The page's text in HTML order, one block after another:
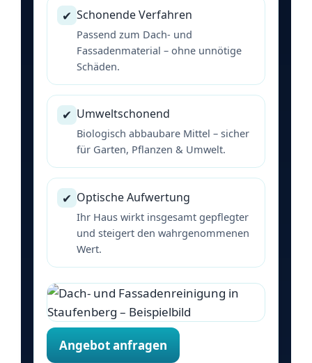
✔ Schonende Verfahren
Passend zum Dach- und
Fassadenmaterial – ohne unnötige
Schäden.
✔ Umweltschonend
Biologisch abbaubare Mittel – sicher
für Garten, Pflanzen & Umwelt.
✔ Optische Aufwertung
Ihr Haus wirkt insgesamt gepflegter
und steigert den wahrgenommenen
Wert.
Angebot anfragen